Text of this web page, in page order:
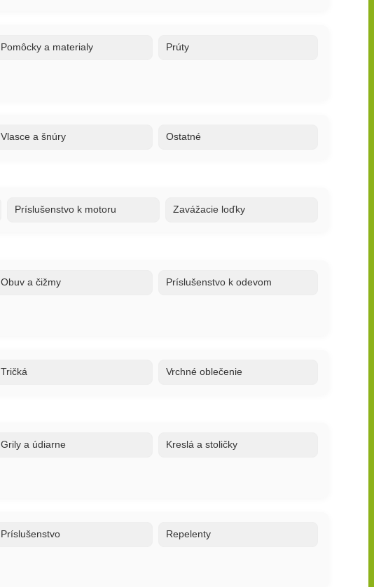
Pomôcky a materialy Prúty
Vlasce a šnúry Ostatné
Príslušenstvo k motoru Zavážacie loďky
Obuv a čižmy Príslušenstvo k odevom
Tričká Vrchné oblečenie
Grily a údiarne Kreslá a stoličky
Príslušenstvo Repelenty